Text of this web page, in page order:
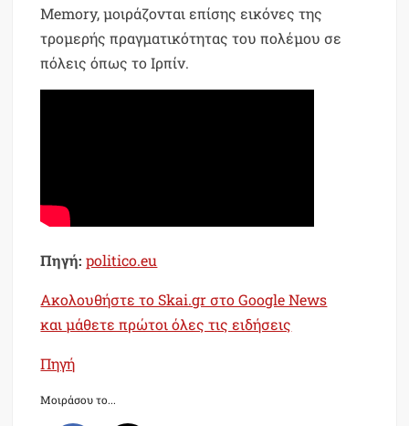
Memory, μοιράζονται επίσης εικόνες της
τρομερής πραγματικότητας του πολέμου σε
πόλεις όπως το Ιρπίν.
Πηγή: politico.eu
Ακολουθήστε το Skai.gr στο Google News
και μάθετε πρώτοι όλες τις ειδήσεις
Πηγή
Μοιράσου το...